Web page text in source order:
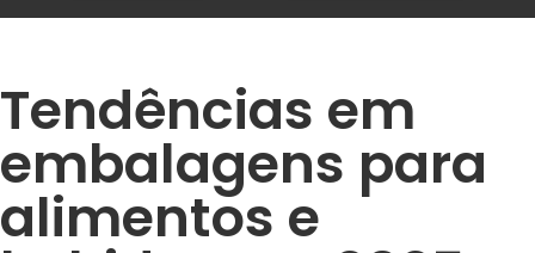
Tendências em
embalagens para
alimentos e